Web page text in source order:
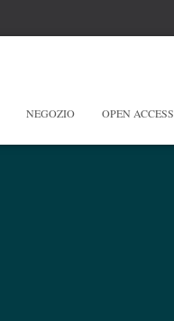
NEGOZIO OPEN ACCESS